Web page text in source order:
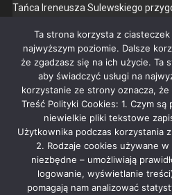
Tań­ca Ireneusza Sulewskiego
POD NASZYM PATRONATEM
Facebook
Mastodon
Email
Czytaj dalej
Ta strona korzysta z
najwyższym poziomie. Dalsze
że zgadzasz się na ich użycie. Ta
aby świadczyć usługi na
korzystanie ze strony oznacza,
Treść Polityki Cookies: 1. Czym
niewielkie pliki tekstowe
Użytkownika podczas korzystania
2. Rodzaje cookies używane
niezbędne – umożliwiają
logowanie, wyświetlanie
pomagają nam analizować